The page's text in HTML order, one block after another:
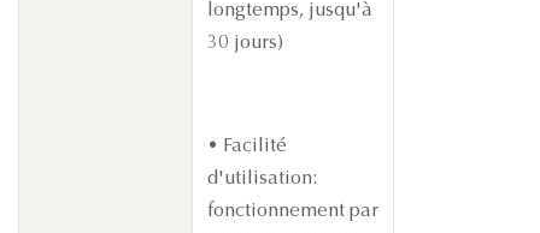
longtemps, jusqu'à
30 jours)
• Facilité
d'utilisation:
fonctionnement par